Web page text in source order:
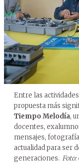
Entre las
propuesta más
Tiempo Melodía,
docentes,
mensajes,
actualidad para ser
generaciones. Foto: